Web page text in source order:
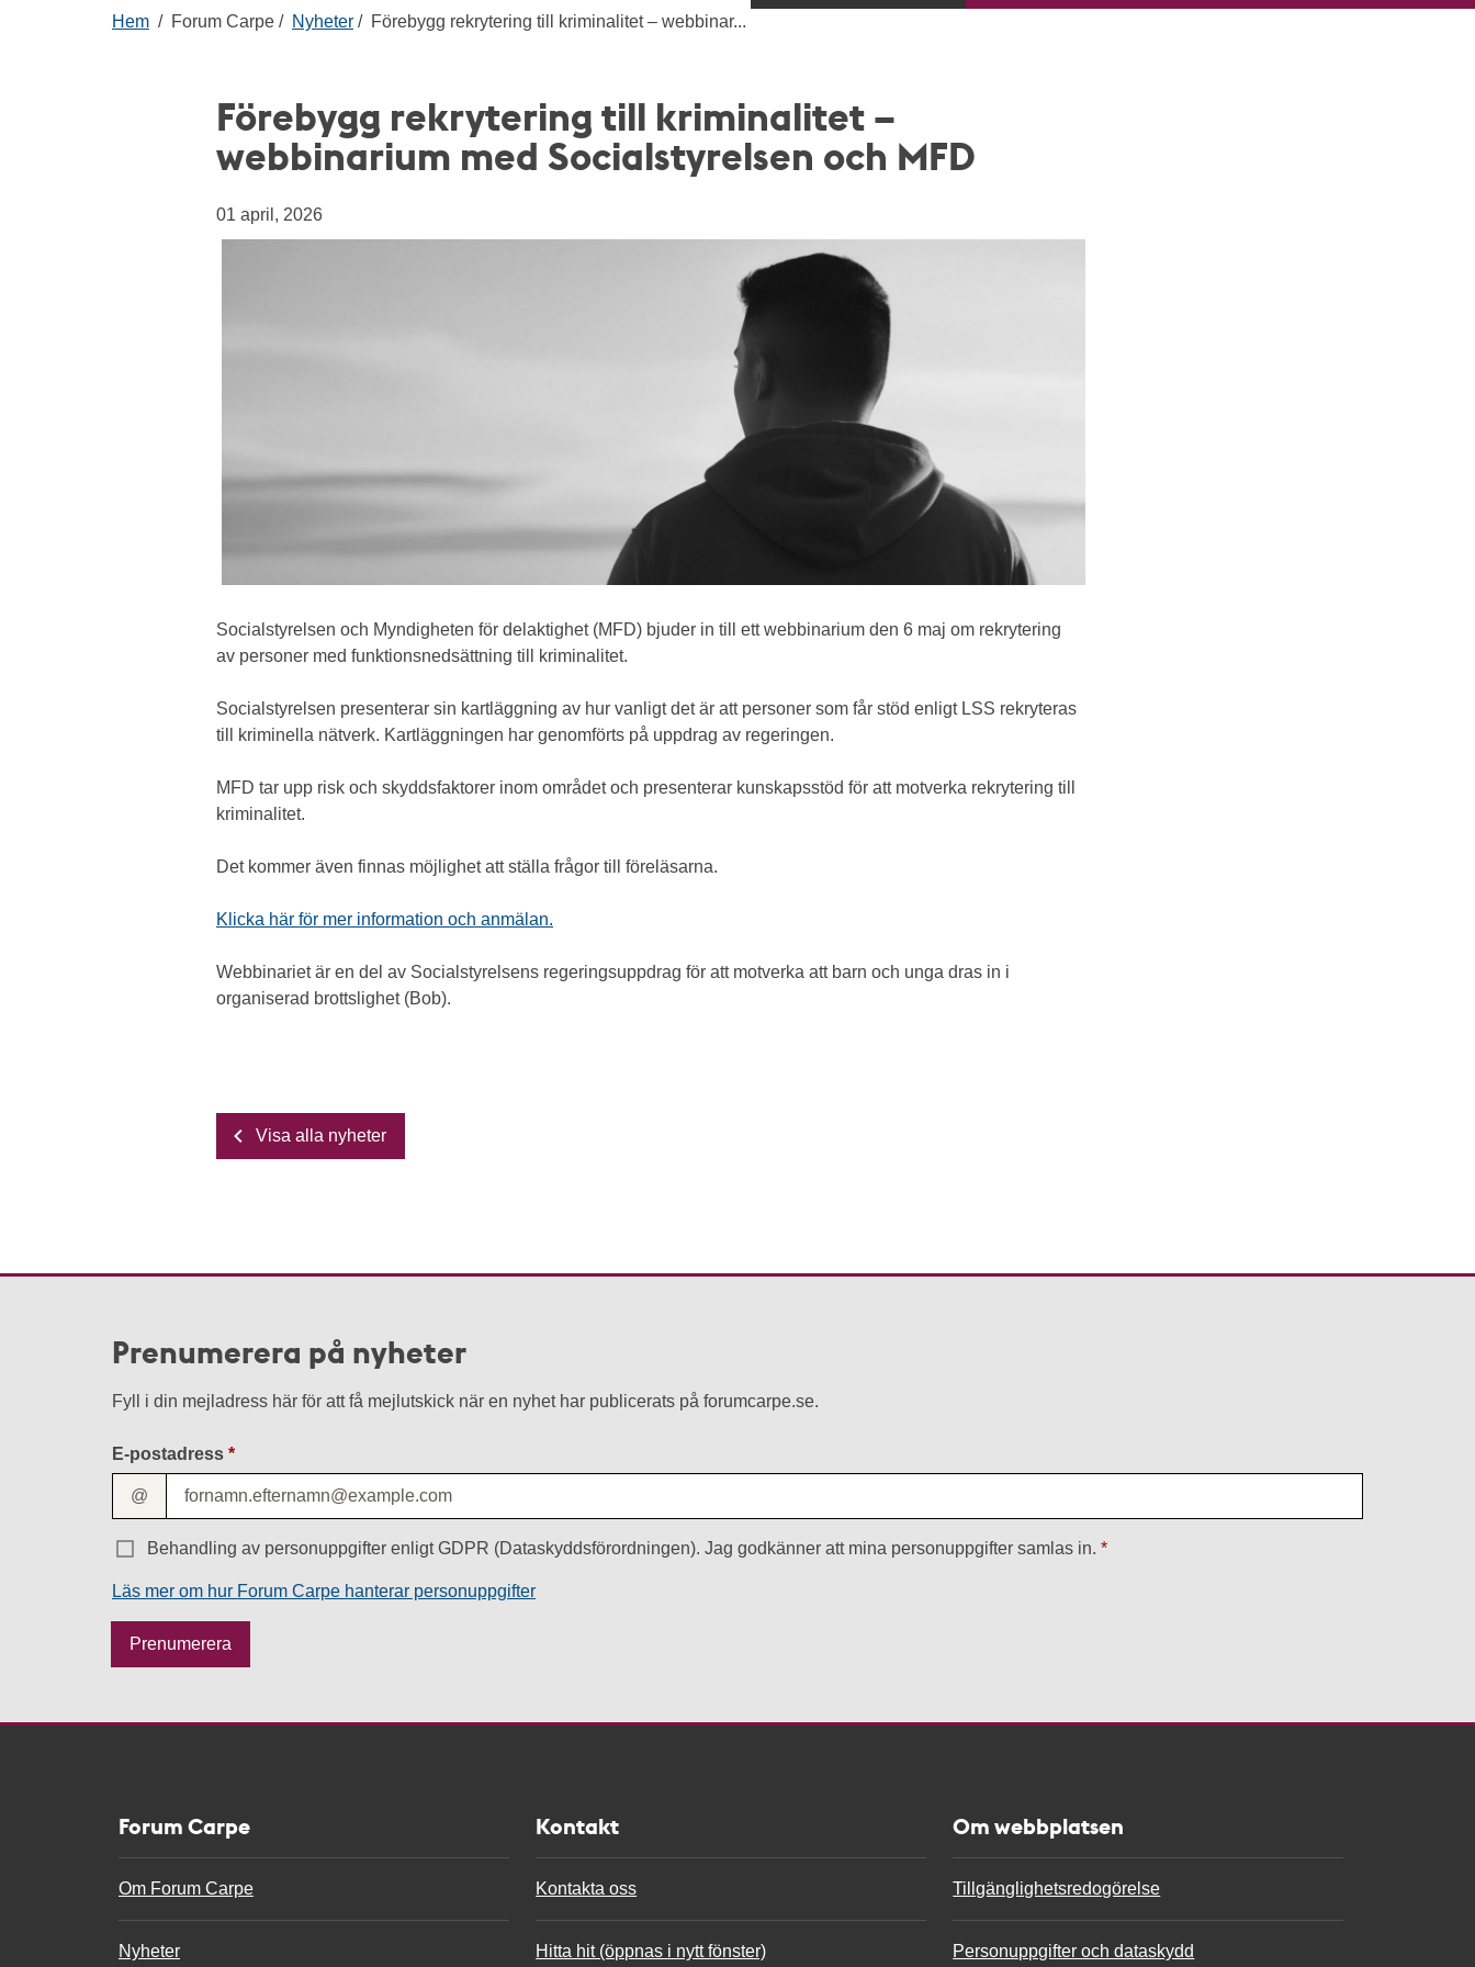
Hem Forum Carpe Nyheter Förebygg rekrytering till kriminalitet – webbinar...
Förebygg rekrytering till kriminalitet –
webbinarium med Socialstyrelsen och MFD
01 april, 2026
Socialstyrelsen och Myndigheten för delaktighet (MFD) bjuder in till ett webbinarium den 6 maj om rekrytering
av personer med funktionsnedsättning till kriminalitet.
Socialstyrelsen presenterar sin kartläggning av hur vanligt det är att personer som får stöd enligt LSS rekryteras
till kriminella nätverk. Kartläggningen har genomförts på uppdrag av regeringen.
MFD tar upp risk och skyddsfaktorer inom området och presenterar kunskapsstöd för att motverka rekrytering till
kriminalitet.
Det kommer även finnas möjlighet att ställa frågor till föreläsarna.
Klicka här för mer information och anmälan.
Webbinariet är en del av Socialstyrelsens regeringsuppdrag för att motverka att barn och unga dras in i
organiserad brottslighet (Bob).
Visa alla nyheter
Prenumerera på nyheter
Fyll i din mejladress här för att få mejlutskick när en nyhet har publicerats på forumcarpe.se.
E-postadress
@
Behandling av personuppgifter enligt GDPR (Dataskyddsförordningen). Jag godkänner att mina personuppgifter samlas in.
Läs mer om hur Forum Carpe hanterar personuppgifter
Prenumerera
Forum Carpe
Om Forum Carpe
Nyheter
Kontakt
Kontakta oss
Hitta hit (öppnas i nytt fönster)
Om webbplatsen
Tillgänglighetsredogörelse
Personuppgifter och dataskydd